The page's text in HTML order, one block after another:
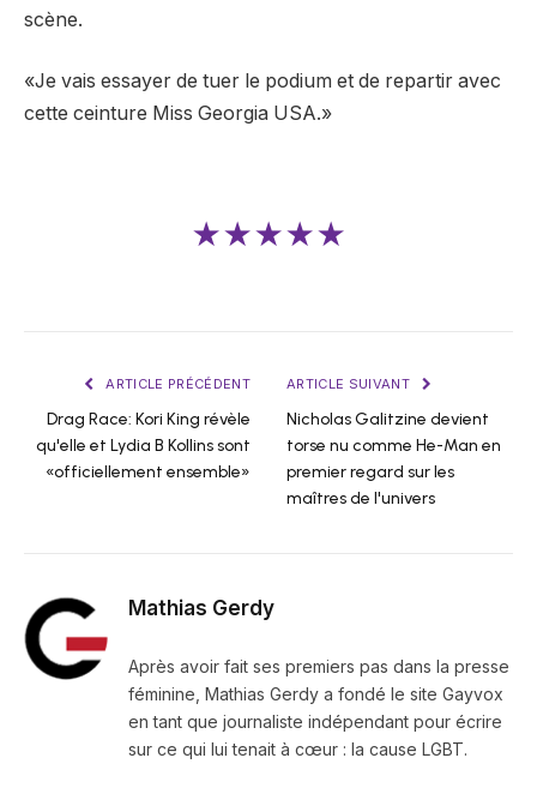
scène.
«Je vais essayer de tuer le podium et de repartir avec
cette ceinture Miss Georgia USA.»
★★★★★
ARTICLE PRÉCÉDENT
Drag Race: Kori King révèle
qu'elle et Lydia B Kollins sont
«officiellement ensemble»
ARTICLE SUIVANT
Nicholas Galitzine devient
torse nu comme He-Man en
premier regard sur les
maîtres de l'univers
Mathias Gerdy
Après avoir fait ses premiers pas dans la presse
féminine, Mathias Gerdy a fondé le site Gayvox
en tant que journaliste indépendant pour écrire
sur ce qui lui tenait à cœur : la cause LGBT.